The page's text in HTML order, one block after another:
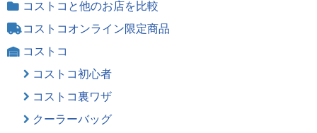
コストコと他のお店を比較
コストコオンライン限定商品
コストコ
コストコ初心者
コストコ裏ワザ
クーラーバッグ